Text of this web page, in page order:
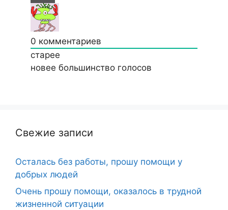
0 комментариев
старее
новее большинство голосов
Свежие записи
Осталась без работы, прошу помощи у
добрых людей
Очень прошу помощи, оказалось в трудной
жизненной ситуации